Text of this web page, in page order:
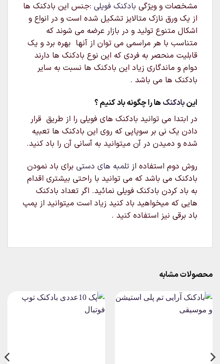
مشخصات و ویژگی بادکنک فویلی :جنس این بادکنک ها
از یک ورق نازک متالایز تشکیل شده است و در انواع و
اشکال متنوع تولید و در بازار عرضه می شوند که
متناسب با هر مراسمی می توان از آنها بهره برد و یک
قابلیت منحصر به فردی که این نوع بادکنک ها دارند
دوام و ماندگاری زیاد این بادکنک ها نسبت به سایر
بادکنک ها می باشد .
اینبادکنک ها را چگونه باد کنیم ؟
در ابتدا می توانید بادکنک های فویلی را از طریق قرار
دادن یک نی بر سوپاپی که روی این بادکنک ها تعبیه
شده و دمیدن در آن میتوانید به آسانی آن را باد کنید.
روش دوم استفاده از تلمبه های دستی برای باد نمودن
بادکنک می باشد که می توانید با راحتی بیشتری اقدام
به باد کردن بادکنک فویلی نمائید. اگر تعداد بادکنک
هایی که میخواهید باد کنید زیاد است میتوانید از پمپ
باد برقی نیز استفاده کنید .
محصولات مشابه